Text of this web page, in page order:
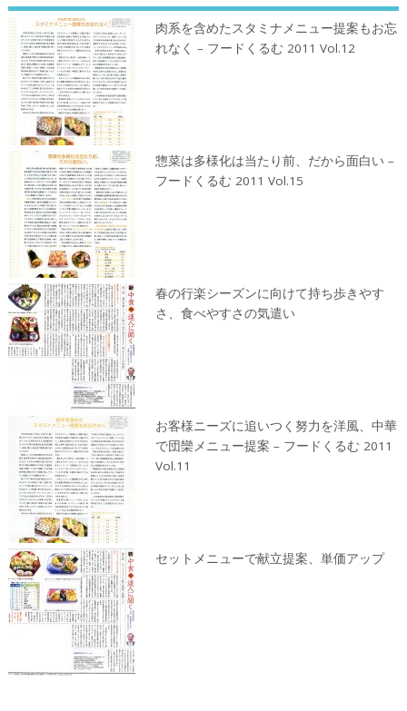
肉系を含めたスタミナメニュー提案もお忘
れなく – フードくるむ 2011 Vol.12
惣菜は多様化は当たり前、だから面白い –
フードくるむ 2011 Vol.15
春の行楽シーズンに向けて持ち歩きやす
さ、食べやすさの気遣い
お客様ニーズに追いつく努力を洋風、中華
で団欒メニュー提案 – フードくるむ 2011
Vol.11
セットメニューで献立提案、単価アップ